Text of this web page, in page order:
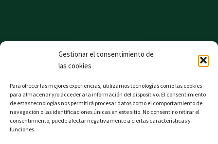
Gestionar el consentimiento de
las cookies
Para ofrecer las mejores experiencias, utilizamos tecnologías como las cookies
para almacenar y/o acceder a la información del dispositivo. El consentimiento
de estas tecnologías nos permitirá procesar datos como el comportamiento de
navegación o las identificaciones únicas en este sitio. No consentir o retirar el
consentimiento, puede afectar negativamente a ciertas características y
funciones.
Consulta Online
Blog
Aviso legal
Política de privacidad
Política de cookies